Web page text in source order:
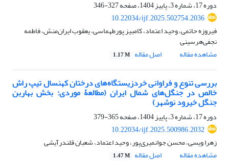
دوره 17، شماره 3، پاییز 1404، صفحه
327-346
10.22034/ijf.2025.502754.2036
فیروزه حاتمی، وحید اعتماد، کامبیز پورطهماسی، یعقوب ایران‌منش، فاطمه
نجفی‌هرسینی
مشاهده مقاله
اصل مقاله 1.17 M
بررسی تنوع و فراوانی خردزیستگاه‌های درختان کهنسال تیپ راش
خالص در جنگل‌های شمال ایران (مطالعۀ موردی: بخش بهاربن
جنگل خیرود نوشهر)
دوره 17، شماره 3، پاییز 1404، صفحه
365-379
10.22034/ijf.2025.500986.2032
زهرا ویسی، محسن جوانمیری‌پور، وحید اعتماد، شعبان قلندرآیشی
مشاهده مقاله
اصل مقاله 1.47 M